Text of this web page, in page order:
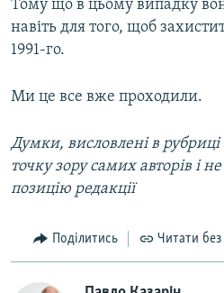
Тому що в цьому випадку
навіть для того, щоб
1991-го.
Ми це все вже проходили.
Думки, висловлені в
точку зору самих авторів і
позицію редакції
Поділитись Читати без